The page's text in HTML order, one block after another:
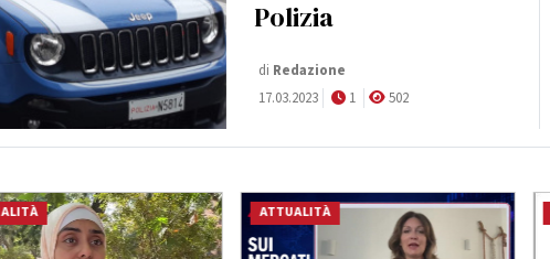
Polizia
di Redazione
17.03.2023
1 502
ATTUALITÀ